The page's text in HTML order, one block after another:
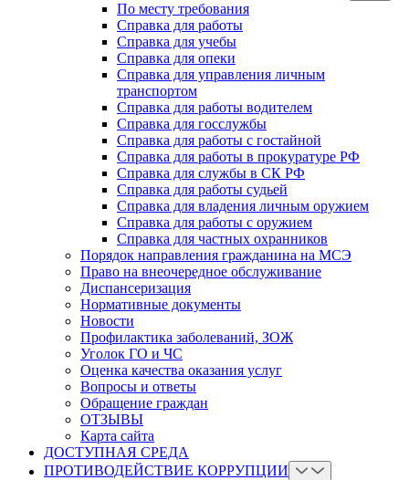
По месту требования
Справка для работы
Справка для учебы
Справка для опеки
Справка для управления личным
транспортом
Справка для работы водителем
Справка для госслужбы
Справка для работы с гостайной
Справка для работы в прокуратуре РФ
Справка для службы в СК РФ
Справка для работы судьей
Справка для владения личным оружием
Справка для работы с оружием
Справка для частных охранников
Порядок направления гражданина на МСЭ
Право на внеочередное обслуживание
Диспансеризация
Нормативные документы
Новости
Профилактика заболеваний, ЗОЖ
Уголок ГО и ЧС
Оценка качества оказания услуг
Вопросы и ответы
Обращение граждан
ОТЗЫВЫ
Карта сайта
ДОСТУПНАЯ СРЕДА
ПРОТИВОДЕЙСТВИЕ КОРРУПЦИИ